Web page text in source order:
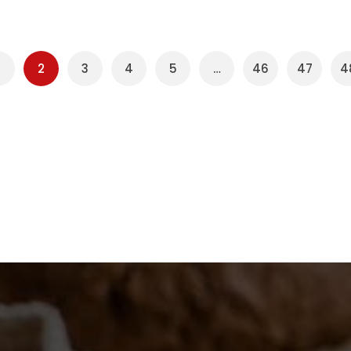
2 3 4 5 … 46 47